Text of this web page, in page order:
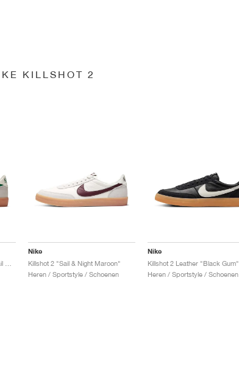
KILLSHOT 2
Nike
Killshot 2 "Sail & Night Maroon"
Heren / Sportstyle / Schoenen
Nike
Killshot 2 Leather "Black Gum"
Heren / Sportstyle / Schoenen